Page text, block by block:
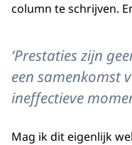
column te schrijven.
‘Prestaties zijn
een samenkomst
ineffectieve
Mag ik dit eigenlijk